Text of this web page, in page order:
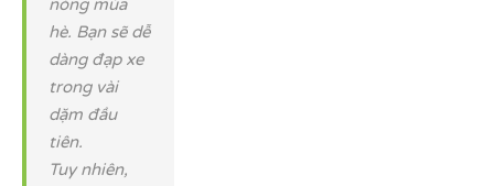
nóng mùa
hè. Bạn sẽ dễ
dàng đạp xe
trong vài
dặm đầu
tiên.
Tuy nhiên,